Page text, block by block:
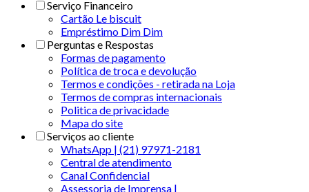
Serviço Financeiro
Cartão Le biscuit
Empréstimo Dim Dim
Perguntas e Respostas
Formas de pagamento
Política de troca e devolução
Termos e condições - retirada na Loja
Termos de compras internacionais
Politica de privacidade
Mapa do site
Serviços ao cliente
WhatsApp | (21) 97971-2181
Central de atendimento
Canal Confidencial
Assessoria de Imprensa |